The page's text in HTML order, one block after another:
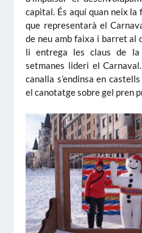
capital. És aquí quan neix la
que representarà el
de neu amb faixa i barret al
li entrega les claus de
setmanes lideri el
canalla s’endinsa en
el canotatge sobre gel pren